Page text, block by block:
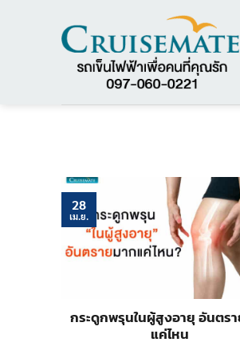
กระดูกพรุนในผู้สูงอายุ อันตร
แค่ไหน
28
เม.ย.